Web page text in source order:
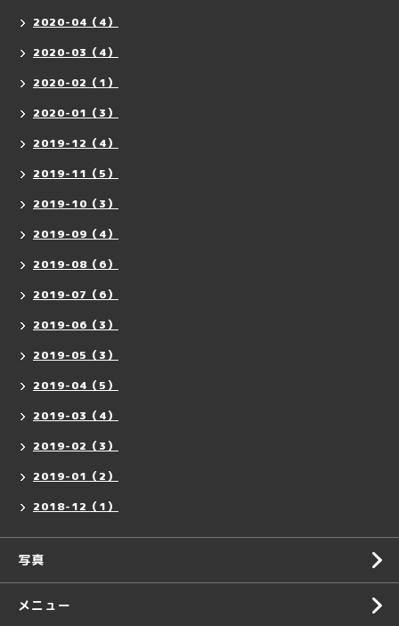
2020-04（4）
2020-03（4）
2020-02（1）
2020-01（3）
2019-12（4）
2019-11（5）
2019-10（3）
2019-09（4）
2019-08（6）
2019-07（6）
2019-06（3）
2019-05（3）
2019-04（5）
2019-03（4）
2019-02（3）
2019-01（2）
2018-12（1）
写真
メニュー